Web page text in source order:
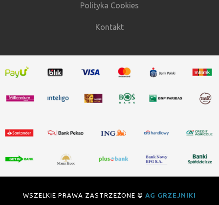
Polityka Cookies
Kontakt
WSZELKIE PRAWA ZASTRZEŻONE © AG GRZEJNIKI